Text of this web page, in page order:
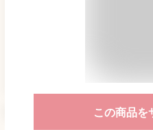
この商品を